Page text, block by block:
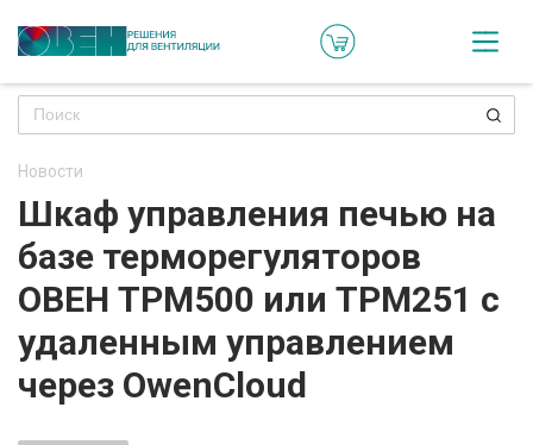
Новости
Шкаф управления печью на
базе терморегуляторов
ОВЕН ТРМ500 или ТРМ251 с
удаленным управлением
через OwenCloud